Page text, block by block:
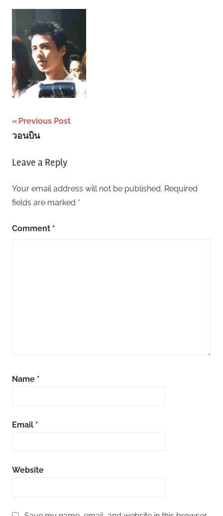
Post
navigation
Previous Post
วอนบิน
Leave a Reply
Your email address will not be published. Required
fields are marked *
Comment *
Name *
Email *
Website